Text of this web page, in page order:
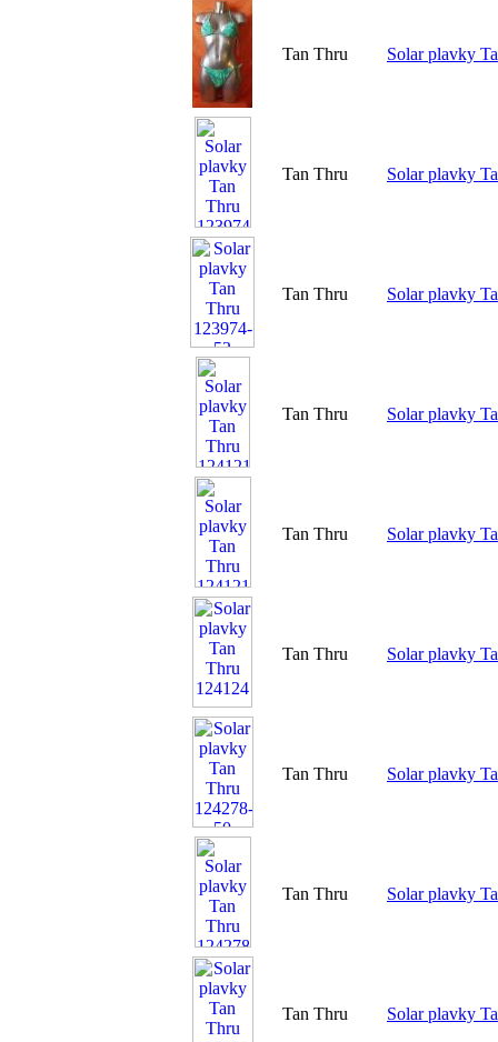
Tan Thru Solar plavky
Tan Thru Solar plavky
Tan Thru Solar plavky
Tan Thru Solar plavky
Tan Thru Solar plavky
Tan Thru Solar plavky
Tan Thru Solar plavky
Tan Thru Solar plavky
Tan Thru Solar plavky